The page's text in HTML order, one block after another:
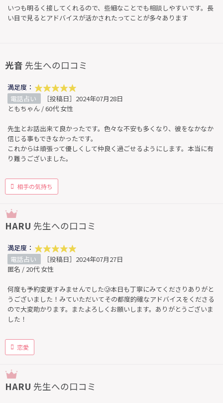
いつも明るく接してくれるので、些細なことでも相談しやすいです。長
い目で見るとアドバイスが活かされたってことが多々あります
光音 先生への口コミ
満足度：
電話占い
［投稿日］2024年07月28日
ともちゃん / 60代 女性
先生とお話出来て良かったです。色々な不安も多くなり、彼をなかなか
信じる事もできなかったです。
これからは頑張って優しくして仲良く過ごせるようにします。本当に有
り難うございました。
相手の気持ち
HARU 先生への口コミ
満足度：
電話占い
［投稿日］2024年07月27日
匿名 / 20代 女性
何度も予約変更すみませんでした🥲本日も丁寧にみてくださりありがと
うございました！みていただいてその都度的確なアドバイスをくださる
ので大変助かります。またよろしくお願いします。ありがとうございま
した！
恋愛
HARU 先生への口コミ